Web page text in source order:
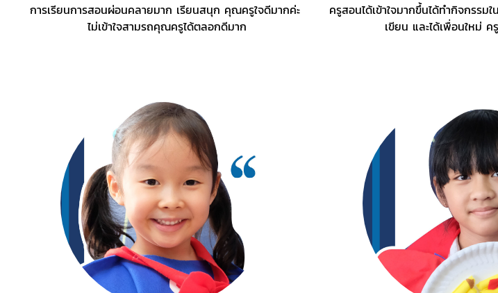
การเรียนการสอนผ่อนคลายมาก เรียนสนุก คุณครูใจดีมากค่ะ
ไม่เข้าใจสามรถคุณครูได้ตลอกดีมาก
ครูสอนได้เข้าใจมากขึ้นได้ทำกิจกรรม
เขียน และได้เพื่อนใหม่